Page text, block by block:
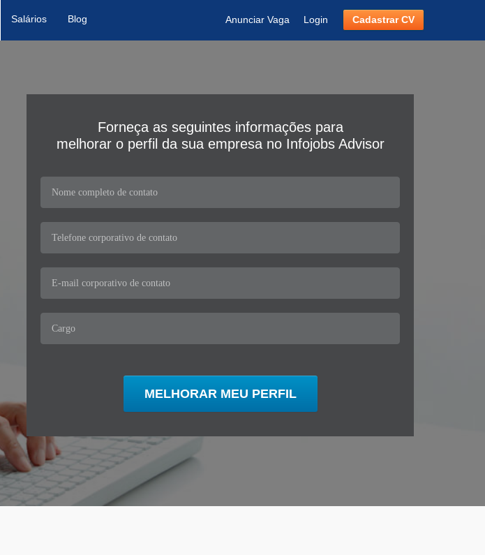
Salários Blog Anunciar Vaga Login Cadastrar CV
Forneça as seguintes informações para
melhorar o perfil da sua empresa no Infojobs Advisor